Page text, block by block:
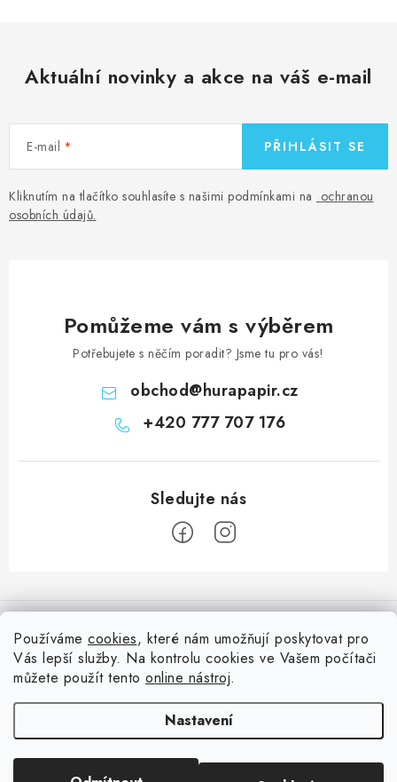
Používáme cookies, které nám umožňují poskytovat pro
Vás lepší služby. Na kontrolu cookies ve Vašem počítači
můžete použít tento online nástroj.
Nastavení
Aktuální novinky a akce na váš e-mail
E-mail
Kliknutím na tlačítko souhlasíte s našimi podmínkami na ochranou
osobních údajů.
PŘIHLÁSIT SE
Pomůžeme vám s výběrem
Potřebujete s něčím poradit? Jsme tu pro vás!
obchod@hurapapir.cz
+420 777 707 176
á
Doprava
Oblíbené ♥️
Nepřehlédněte
Blog s nápady a návody
Slovník pojmů, české návody
. Všechna práva vyhrazena.Upravit nastavení